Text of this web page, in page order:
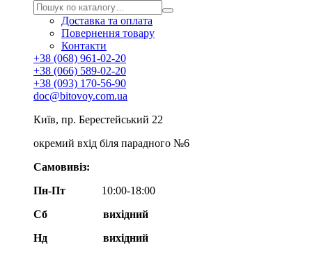
Доставка та оплата
Повернення товару
Контакти
+38 (068) 961-02-20
+38 (066) 589-02-20
+38 (093) 170-56-90
doc@bitovoy.com.ua
Київ, пр. Берестейський 22
окремий вхід біля парадного №6
Самовивіз:
Пн-Пт
10:00-18:00
Сб
вихідний
Нд
вихідний